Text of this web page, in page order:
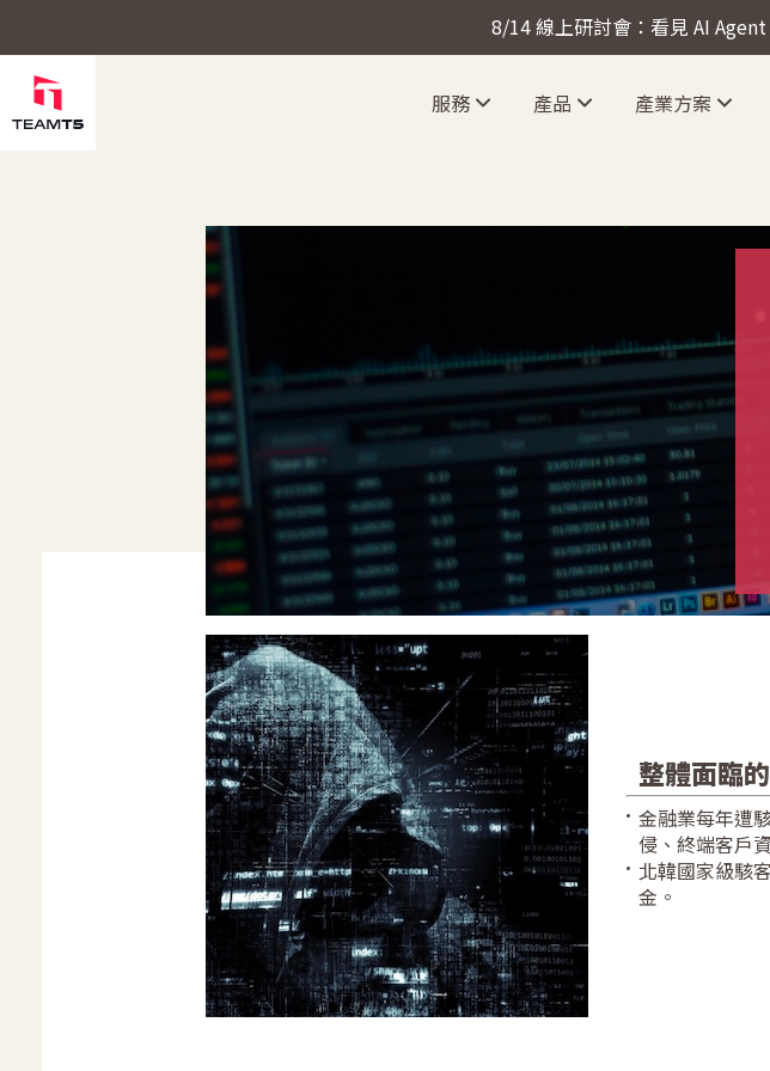
8/14 線上研討會：看見 AI
服務 產品 產業方案
整體面臨
金融業每年遭
侵、終端客戶
北韓國家級駭
金。